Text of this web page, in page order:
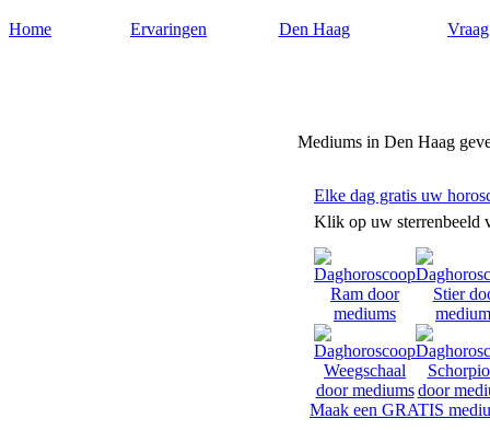
Home Ervaringen Den Haag
Mediums in Den Haag
Elke dag gratis uw
Klik op uw sterrenbeeld
Maak een GRATIS